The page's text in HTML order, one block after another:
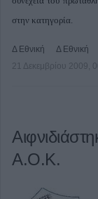
στην κατηγορία.
Δ Εθνική Δ Εθνική
21 Δεκεμβρίου 2009,
Α.Ο.Κ.